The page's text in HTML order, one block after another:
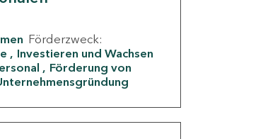
Förderzweck:
Investieren und Wachsen
Förderung von